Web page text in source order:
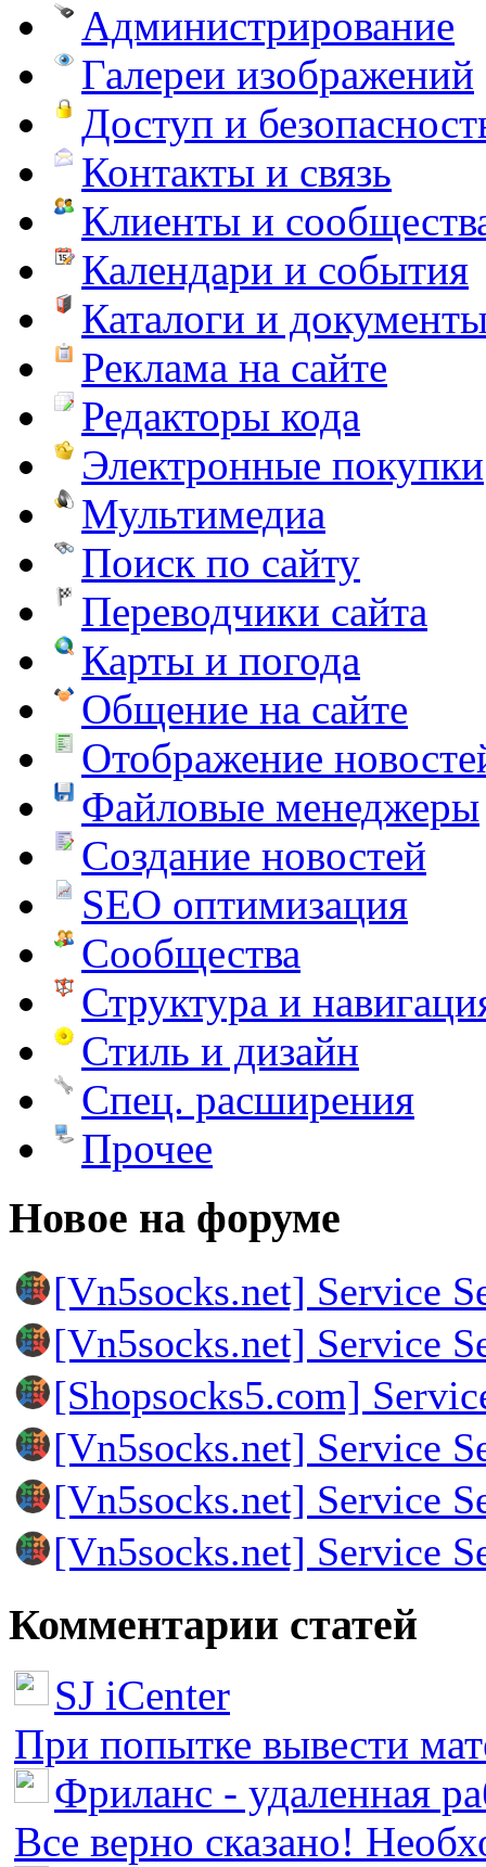
Администрирование
Галереи изображений
Доступ и
Контакты и связь
Клиенты и
Календари и события
Каталоги и
Реклама на сайте
Редакторы кода
Электронные покупки
Мультимедиа
Поиск по сайту
Переводчики сайта
Карты и погода
Общение на сайте
Отображение
Файловые менеджеры
Создание новостей
SEO оптимизация
Сообщества
Структура и
Стиль и дизайн
Спец. расширения
Прочее
Новое на форуме
[Vn5socks.net] Service
[Vn5socks.net] Service
[Shopsocks5.com]
[Vn5socks.net] Service
[Vn5socks.net] Service
[Vn5socks.net] Service
Комментарии статей
SJ iCenter
При попытке вывести
Фриланс - удаленная
Все верно сказано!